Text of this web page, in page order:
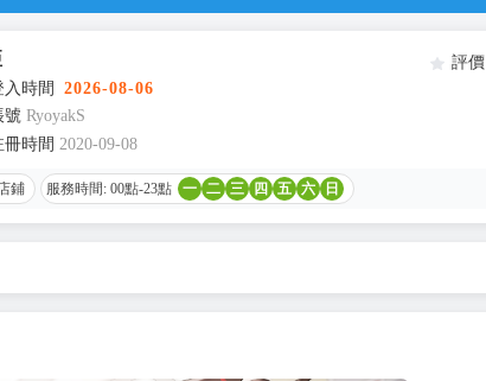
時間
2026-08-06
號 RyoyakS
時間 2020-09-08
評價
鋪 服務時間: 00點-23點 一 二 三 四 五 六 日